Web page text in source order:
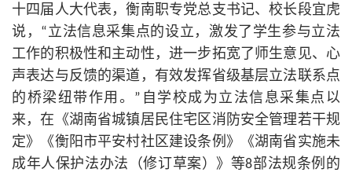
十四届人大代表，衡南职专党总支书记、校长段宜虎
说，“立法信息采集点的设立，激发了学生参与立法
工作的积极性和主动性，进一步拓宽了师生意见、心
声表达与反馈的渠道，有效发挥省级基层立法联系点
的桥梁纽带作用。”自学校成为立法信息采集点以
来，在《湖南省城镇居民住宅区消防安全管理若干规
定》《衡阳市平安村社区建设条例》《湖南省实施未
成年人保护法办法（修订草案）》等8部法规条例的